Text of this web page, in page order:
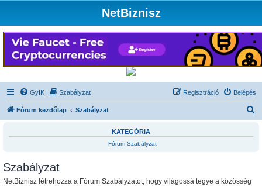
NetBiznisz
GyIK Szabályzat Belépés
Regisztráció
Fórum kezdőlap Szabályzat
KATEGÓRIA
Fórum Szabályzat
Szabályzat
NetBiznisz létrehozza a Fórum Szabályzatot, hogy világossá tegye a közösség